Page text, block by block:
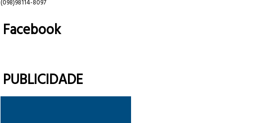
(098)98114-8097
Facebook
PUBLICIDADE